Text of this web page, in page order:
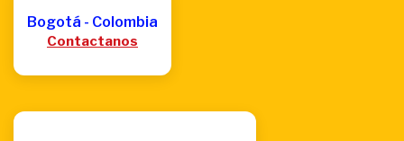
Bogotá - Colombia
Contactanos